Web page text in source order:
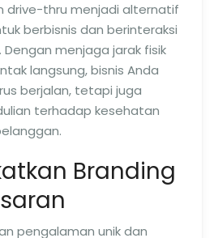
drive-thru menjadi alternatif
berbisnis dan berinteraksi
menjaga jarak fisik
langsung, bisnis Anda
berjalan, tetapi juga
terhadap kesehatan
Branding
pengalaman unik dan